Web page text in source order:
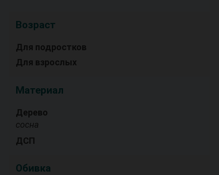
Возраст
Для подростков
Для взрослых
Материал
Дерево
сосна
ДСП
Обивка